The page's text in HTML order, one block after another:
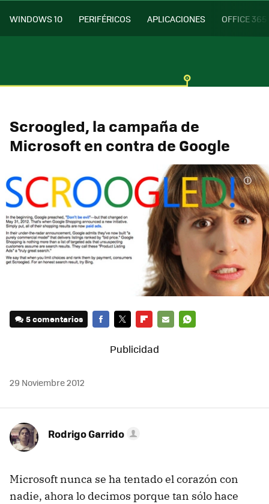
WINDOWS 10 PERIFÉRICOS APLICACIONES OFFICE 365
Scroogled, la campaña de
Microsoft en contra de Google
5 comentarios
MAIL
29 Noviembre 2012
Rodrigo Garrido
Microsoft nunca se ha tentado el corazón con
nadie, ahora lo decimos porque tan sólo hace